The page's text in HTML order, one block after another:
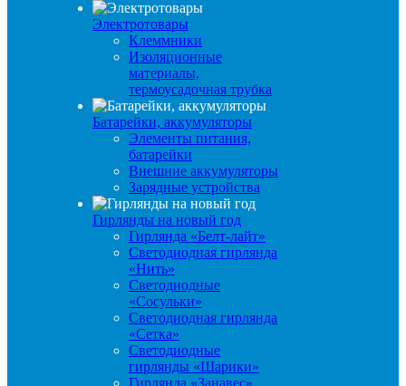
Электротовары
Клеммники
Изоляционные
материалы,
термоусадочная трубка
Батарейки, аккумуляторы
Элементы питания,
батарейки
Внешние аккумуляторы
Зарядные устройства
Гирлянды на новый год
Гирлянда «Белт-лайт»
Светодиодная гирлянда
«Нить»
Светодиодные
«Сосульки»
Светодиодная гирлянда
«Сетка»
Светодиодные
гирлянды «Шарики»
Гирлянда «Занавес»